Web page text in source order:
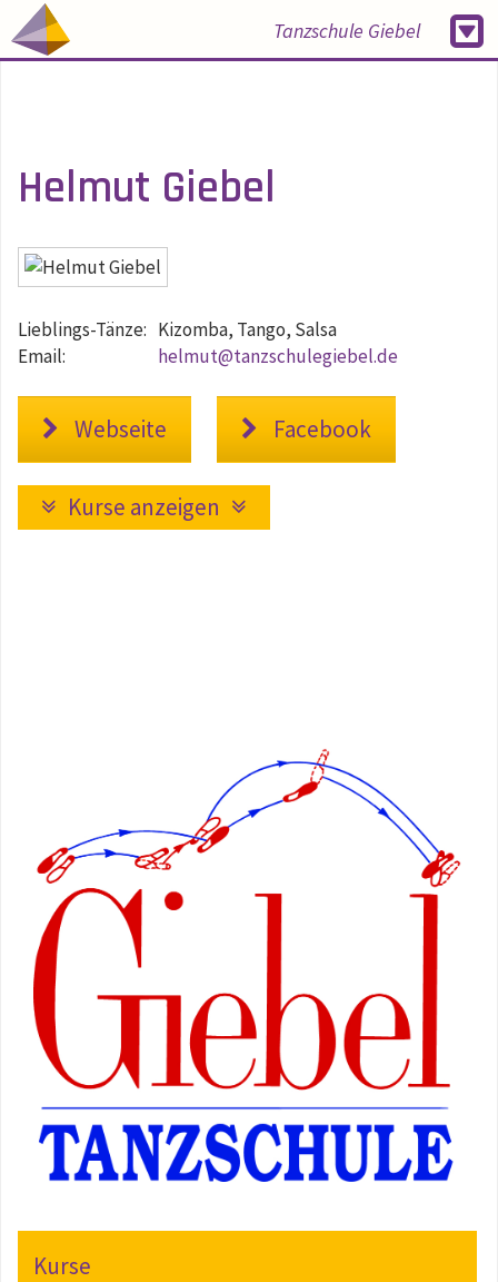
Tanzschule Giebel
Helmut Giebel
Lieblings-Tänze: Kizomba, Tango, Salsa
Email:
helmut@tanzschulegiebel.de
Webseite Facebook
Kurse anzeigen
Kurse